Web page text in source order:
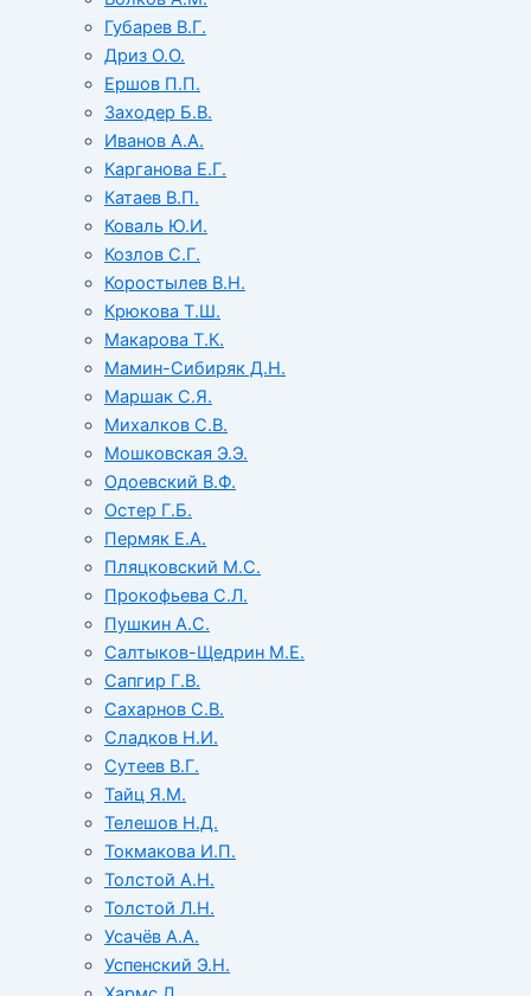
Губарев В.Г.
Дриз О.О.
Ершов П.П.
Заходер Б.В.
Иванов А.А.
Карганова Е.Г.
Катаев В.П.
Коваль Ю.И.
Козлов С.Г.
Коростылев В.Н.
Крюкова Т.Ш.
Макарова Т.К.
Мамин-Сибиряк Д.Н.
Маршак С.Я.
Михалков С.В.
Мошковская Э.Э.
Одоевский В.Ф.
Остер Г.Б.
Пермяк Е.А.
Пляцковский М.С.
Прокофьева С.Л.
Пушкин А.С.
Салтыков-Щедрин М.Е.
Сапгир Г.В.
Сахарнов С.В.
Сладков Н.И.
Сутеев В.Г.
Тайц Я.М.
Телешов Н.Д.
Токмакова И.П.
Толстой А.Н.
Толстой Л.Н.
Усачёв А.А.
Успенский Э.Н.